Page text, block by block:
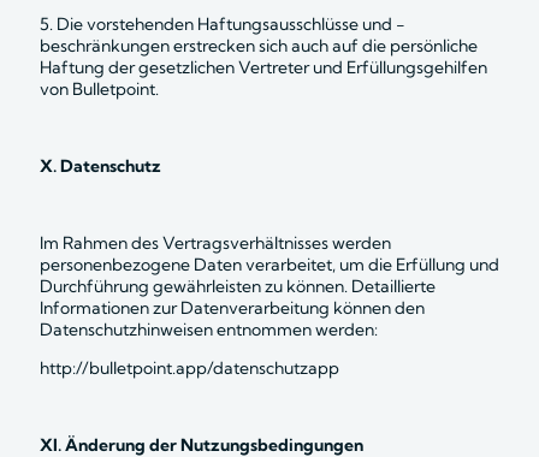
5. Die vorstehenden Haftungsausschlüsse und -
beschränkungen erstrecken sich auch auf die persönliche
Haftung der gesetzlichen Vertreter und Erfüllungsgehilfen
von Bulletpoint.
X. Datenschutz
Im Rahmen des Vertragsverhältnisses werden
personenbezogene Daten verarbeitet, um die Erfüllung und
Durchführung gewährleisten zu können. Detaillierte
Informationen zur Datenverarbeitung können den
Datenschutzhinweisen entnommen werden:
http://bulletpoint.app/datenschutzapp
XI. Änderung der Nutzungsbedingungen